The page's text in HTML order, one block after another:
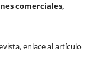
comerciales,
enlace al artículo